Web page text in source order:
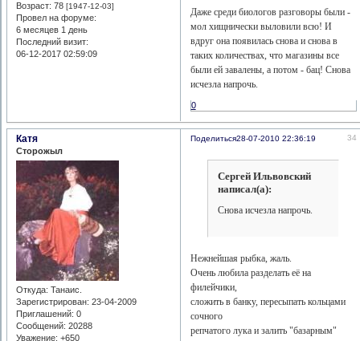
Возраст: 78[1947-12-03]
Провел на форуме:
6 месяцев 1 день
Последний визит:
06-12-2017 02:59:09
Даже среди биологов разговоры были -
мол хищнически выловили всю! И
вдруг она появилась снова и снова в
таких количествах, что магазины все
были ей завалены, а потом - бац! Снова
исчезла напрочь.
0
Поделиться 34
28-07-2010 22:36:19
Катя
Сторожыл
Откуда: Танаис.
Зарегистрирован: 23-04-2009
Приглашений: 0
Сообщений: 20288
Уважение: +650
Сергей Ильвовский
написал(а):
Снова исчезла напрочь.
Нежнейшая рыбка, жаль.
Очень любила разделать её на
филейчики,
сложить в банку, пересыпать кольцами
сочного
репчатого лука и залить "базарным"